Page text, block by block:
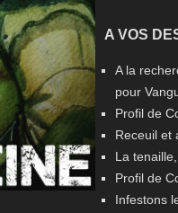
A VOS
A la
pour
Profil de
Receuil et
La
Profil de
Infestons